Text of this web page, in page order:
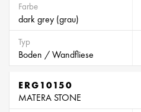
Farbe
dark grey (grau)
Typ
Boden / Wandfliese
ERG10150
MATERA STONE